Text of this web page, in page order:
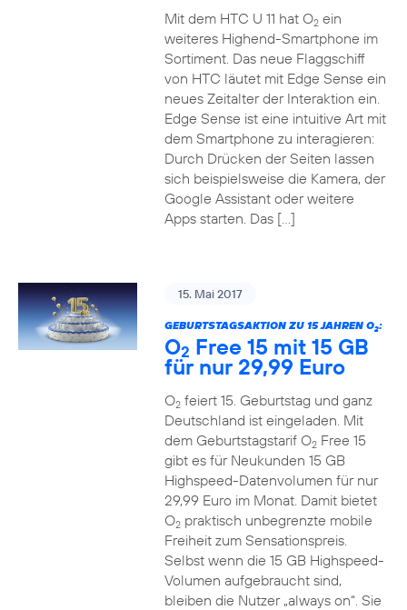
Mit dem HTC U 11 hat O2ein
weiteres Highend-Smartphone im
Sortiment. Das neue Flaggschiff
von HTC läutet mit Edge Sense ein
neues Zeitalter der Interaktion ein.
Edge Sense ist eine intuitive Art mit
dem Smartphone zu interagieren:
Durch Drücken der Seiten lassen
sich beispielsweise die Kamera, der
Google Assistant oder weitere
Apps starten. Das […]
15. Mai 2017
GEBURTSTAGSAKTION ZU 15 JAHREN O2:
O2 Free 15 mit 15 GB
für nur 29,99 Euro
O2feiert 15. Geburtstag und ganz
Deutschland ist eingeladen. Mit
dem Geburtstagstarif O2Free 15
gibt es für Neukunden 15 GB
Highspeed-Datenvolumen für nur
29,99 Euro im Monat. Damit bietet
O2praktisch unbegrenzte mobile
Freiheit zum Sensationspreis.
Selbst wenn die 15 GB Highspeed-
Volumen aufgebraucht sind,
bleiben die Nutzer „always on“. Sie